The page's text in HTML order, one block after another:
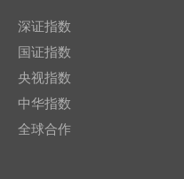
深证指数
国证指数
央视指数
中华指数
全球合作